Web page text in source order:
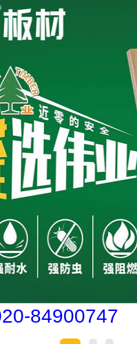
84900747